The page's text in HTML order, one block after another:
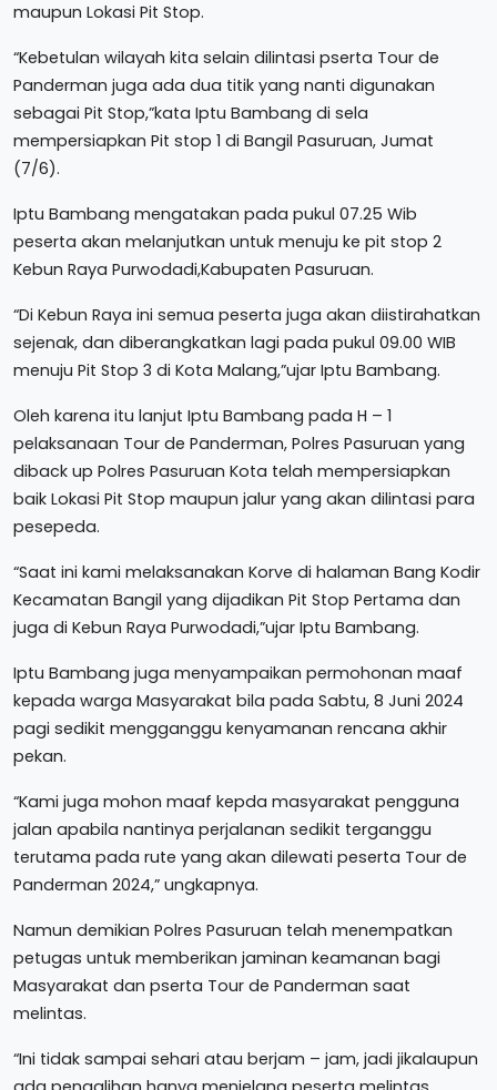
maupun Lokasi Pit Stop.
“Kebetulan wilayah kita selain dilintasi pserta Tour de
Panderman juga ada dua titik yang nanti digunakan
sebagai Pit Stop,”kata Iptu Bambang di sela
mempersiapkan Pit stop 1 di Bangil Pasuruan, Jumat
(7/6).
Iptu Bambang mengatakan pada pukul 07.25 Wib
peserta akan melanjutkan untuk menuju ke pit stop 2
Kebun Raya Purwodadi,Kabupaten Pasuruan.
“Di Kebun Raya ini semua peserta juga akan diistirahatkan
sejenak, dan diberangkatkan lagi pada pukul 09.00 WIB
menuju Pit Stop 3 di Kota Malang,”ujar Iptu Bambang.
Oleh karena itu lanjut Iptu Bambang pada H – 1
pelaksanaan Tour de Panderman, Polres Pasuruan yang
diback up Polres Pasuruan Kota telah mempersiapkan
baik Lokasi Pit Stop maupun jalur yang akan dilintasi para
pesepeda.
“Saat ini kami melaksanakan Korve di halaman Bang Kodir
Kecamatan Bangil yang dijadikan Pit Stop Pertama dan
juga di Kebun Raya Purwodadi,”ujar Iptu Bambang.
Iptu Bambang juga menyampaikan permohonan maaf
kepada warga Masyarakat bila pada Sabtu, 8 Juni 2024
pagi sedikit mengganggu kenyamanan rencana akhir
pekan.
“Kami juga mohon maaf kepda masyarakat pengguna
jalan apabila nantinya perjalanan sedikit terganggu
terutama pada rute yang akan dilewati peserta Tour de
Panderman 2024,” ungkapnya.
Namun demikian Polres Pasuruan telah menempatkan
petugas untuk memberikan jaminan keamanan bagi
Masyarakat dan pserta Tour de Panderman saat
melintas.
“Ini tidak sampai sehari atau berjam – jam, jadi jikalaupun